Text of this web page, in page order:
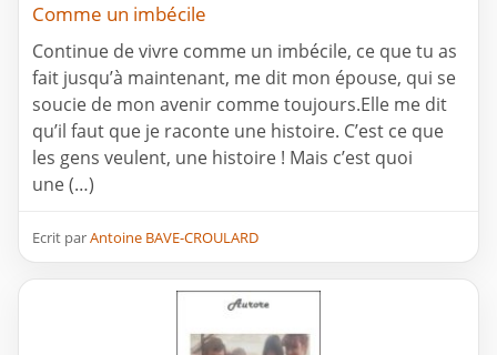
Comme un imbécile
Continue de vivre comme un imbécile, ce que tu as
fait jusqu’à maintenant, me dit mon épouse, qui se
soucie de mon avenir comme toujours.Elle me dit
qu’il faut que je raconte une histoire. C’est ce que
les gens veulent, une histoire ! Mais c’est quoi
une (…)
Ecrit parAntoine BAVE-CROULARD